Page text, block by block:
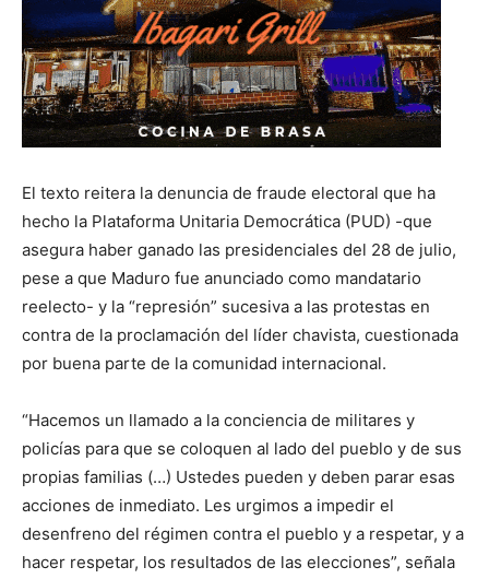
El texto reitera la denuncia de fraude electoral que ha
hecho la Plataforma Unitaria Democrática (PUD) -que
asegura haber ganado las presidenciales del 28 de julio,
pese a que Maduro fue anunciado como mandatario
reelecto- y la “represión” sucesiva a las protestas en
contra de la proclamación del líder chavista, cuestionada
por buena parte de la comunidad internacional.
“Hacemos un llamado a la conciencia de militares y
policías para que se coloquen al lado del pueblo y de sus
propias familias (…) Ustedes pueden y deben parar esas
acciones de inmediato. Les urgimos a impedir el
desenfreno del régimen contra el pueblo y a respetar, y a
hacer respetar, los resultados de las elecciones”, señala